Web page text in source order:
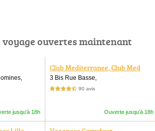
voyage ouvertes maintenant
jusqu'à 18h
Club Mediterranee, Club Med
3 Bis Rue Basse,
4,5 étoiles sur 5 90 avis
Ouverte jusqu'à 18h